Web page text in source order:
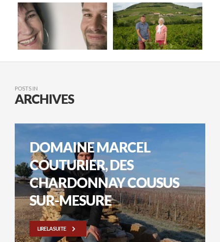
POSTS IN
ARCHIVES
DOMAINE MARCEL
COUTURIER, DES
CHARDONNAY COUSUS
SUR-MESURE
LIRE LA SUITE